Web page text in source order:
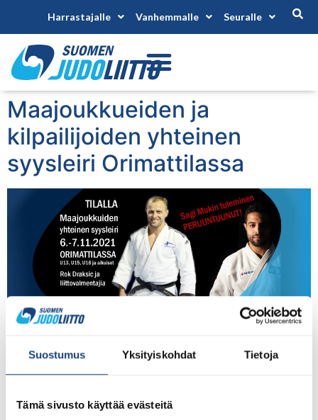
Suostumus Yksityiskohdat Tietoja
Tämä sivusto käyttää evästeitä
Harrastajalle Vanhemmalle Seuralle
Maajoukkueiden ja
kilpailijoiden yhteinen
syysleiri Orimattilassa
Lauantai 6.11 – Sunnuntai 7.11 järjestetään Rok Draksicin
suunnitelti leiri pidetään lauantaista sunnuntaihin Rokin